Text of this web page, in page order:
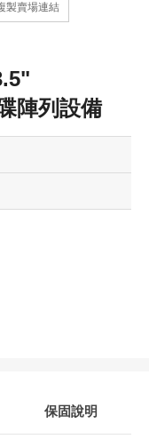
製賣場連結
陣列設備
保固說明